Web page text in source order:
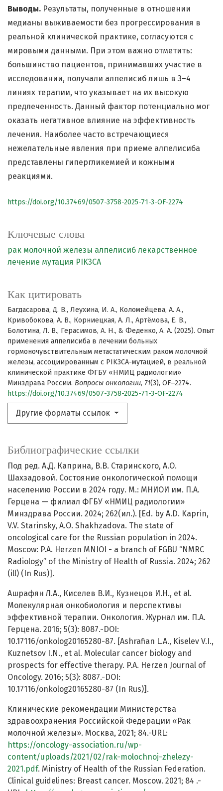
Ключевые слова
рак молочной железы алпелисиб лекарственное
лечение мутация PIK3CA
Как цитировать
Багдасарова, Д. В., Леухина, И. А., Коломейцева, А. А.,
Кривобокова, А. В., Корниецкая, А. Л., Артёмова, Е. В.,
Болотина, Л. В., Герасимов, А. Н., & Феденко, А. А. (2025). Опыт
применения алпелисиба в лечении больных
гормоночувствительным метастатическим раком молочной
железы, ассоциированным с PIK3CA-мутацией, в реальной
клинической практике ФГБУ «НМИЦ радиологии»
Минздрава России. Вопросы онкологии, 71(3), OF–2274.
https://doi.org/10.37469/0507-3758-2025-71-3-OF-2274
Другие форматы ссылок
Выводы. Результаты, полученные в отношении
медианы выживаемости без прогрессирования в
реальной клинической практике, согласуются с
мировыми данными. При этом важно отметить:
большинство пациентов, принимавших участие в
исследовании, получали алпелисиб лишь в 3–4
линиях терапии, что указывает на их высокую
предлеченность. Данный фактор потенциально мог
оказать негативное влияние на эффективность
лечения. Наиболее часто встречающиеся
нежелательные явления при приеме алпелисиба
представлены гипергликемией и кожными
реакциями.
https://doi.org/10.37469/0507-3758-2025-71-3-OF-2274
Библиографические ссылки
Под ред. А.Д. Каприна, В.В. Старинского, А.О.
Шахзадовой. Состояние онкологической помощи
населению России в 2024 году. М.: МНИОИ им. П.А.
Герцена — филиал ФГБУ «НМИЦ радиологии»
Минздрава России. 2024; 262(ил.). [Ed. by A.D. Kaprin,
V.V. Starinsky, A.O. Shakhzadova. The state of
oncological care for the Russian population in 2024.
Moscow: P.A. Herzen MNIOI - a branch of FGBU “NMRC
Radiology” of the Ministry of Health of Russia. 2024; 262
(ill) (In Rus)].
Ашрафян Л.А., Киселев В.И., Кузнецов И.Н., et al.
Молекулярная онкобиология и перспективы
эффективной терапии. Онкология. Журнал им. П.А.
Герцена. 2016; 5(3): 8087.-DOI:
10.17116/onkolog20165280-87. [Ashrafian L.A., Kiselev V.I.,
Kuznetsov I.N., et al. Molecular cancer biology and
prospects for effective therapy. P.A. Herzen Journal of
Oncology. 2016; 5(3): 8087.-DOI:
10.17116/onkolog20165280-87 (In Rus)].
Клинические рекомендации Министерства
здравоохранения Российской Федерации «Рак
молочной железы». Москва, 2021; 84.-URL:
https://oncology-association.ru/wp-
content/uploads/2021/02/rak-molochnoj-zhelezy-
2021.pdf. Ministry of Health of the Russian Federation.
Clinical guidelines: Breast cancer. Moscow. 2021; 84 .-